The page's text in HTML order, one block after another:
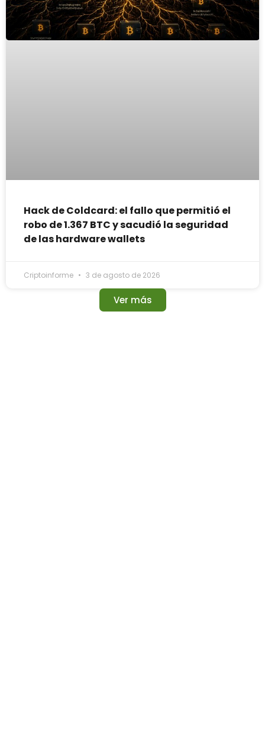
Hack de Coldcard: el fallo que permitió el
robo de 1.367 BTC y sacudió la seguridad
de las hardware wallets
Criptoinforme 3 de agosto de 2026
Ver más